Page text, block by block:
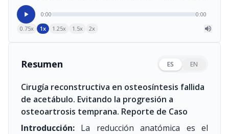
de Caso
0:00
0:00
0.75x
1x 1.25x 1.5x 2x
Resumen ES EN
Cirugía reconstructiva en osteosíntesis fallida
de acetábulo. Evitando la progresión a
osteoartrosis temprana. Reporte de Caso
Introducción: La reducción anatómica es el